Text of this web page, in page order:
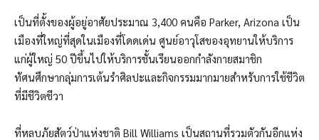
เป็นที่ตั้งของผู้อยู่อาศัยประมาณ 3,400 คนคือ Parker, Arizona เป็น
เมืองที่ใหญ่ที่สุดในเมืองที่โดดเด่น ศูนย์อาวุโสของอุทยานให้บริการ
แก่ผู้ใหญ่ 50 ปีขึ้นไปให้บริการชั้นเรียนออกกำลังกายสมาชิก
ทัศนศึกษากลุ่มการเต้นรำศิลปะและกิจกรรมมากมายสำหรับการใช้ชีวิต
ที่มีชีวิตชีวา
ที่หลบภัยสัตว์ป่าแห่งชาติ Bill Williams เป็นสถานที่รวมตัวกันอีกแห่ง